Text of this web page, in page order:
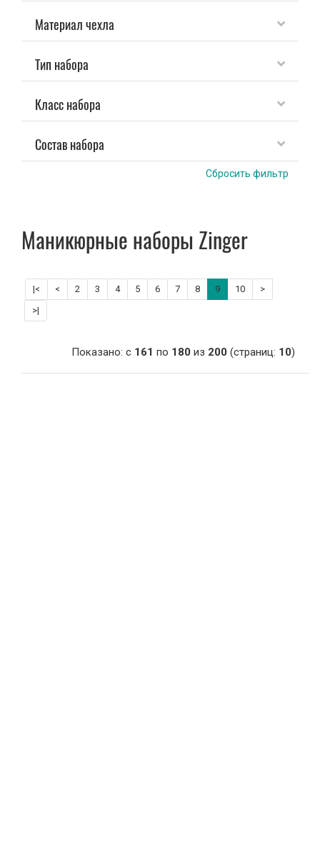
Зажим для ресниц
Кисти и спонжи
Ножницы парикмахерские
Точилки косметические
Расходные материалы
Косметички
Зеркала
Материал чехла
Тип набора
Класс набора
Состав набора
Сбросить фильтр
Маникюрные наборы Zinger
|< < 2 3 4 5 6 7 8 9 10
>
>|
Показано: с 161 по 180 из 200 (страниц: 10)